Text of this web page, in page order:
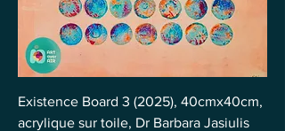
Existence Board 3 (2025), 40cmx40cm,
acrylique sur toile, Dr Barbara Jasiulis